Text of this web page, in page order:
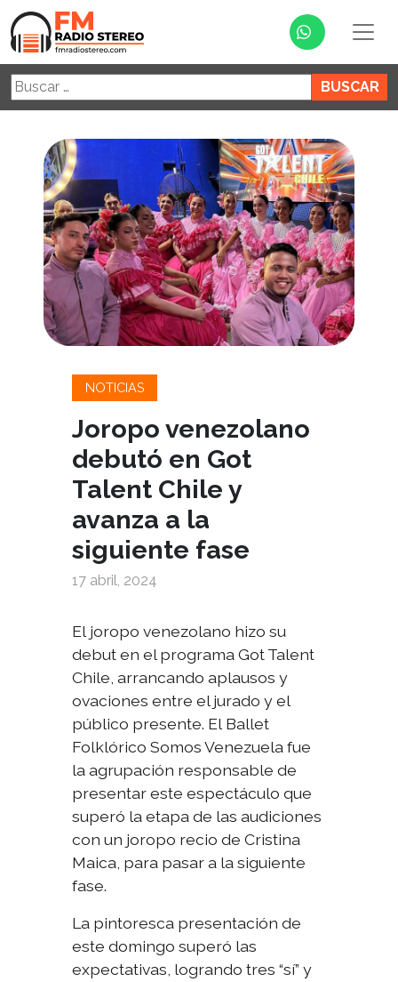
Buscar:
NOTICIAS
Joropo venezolano
debutó en Got
Talent Chile y
avanza a la
siguiente fase
17 abril, 2024
El joropo venezolano hizo su
debut en el programa Got Talent
Chile, arrancando aplausos y
ovaciones entre el jurado y el
público presente. El Ballet
Folklórico Somos Venezuelafue
la agrupación responsable de
presentar este espectáculo que
superó la etapa de las audiciones
con un joropo recio de Cristina
Maica, para pasar a la siguiente
fase.
La pintoresca presentación de
este domingo superó las
expectativas, logrando tres “sí” y